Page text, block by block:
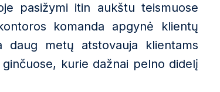
pasižymi itin aukštu teismuose
komanda apgynė klientų
metų atstovauja klientams
kurie dažnai pelno didelį